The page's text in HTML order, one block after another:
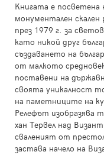
Книгата е посветена
монументален скален
през 1979 г. за
като никой друг
създаването на
от малкото
поставени на
своята уникалност
на паметниците на
Релефът изобразява
хан Тервел над
сваленият от
застава начело на